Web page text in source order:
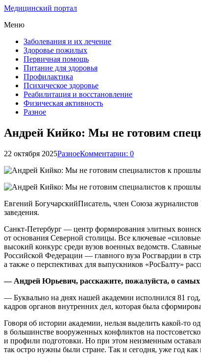
Медицинский портал
Меню
Заболевания и их лечение
Здоровье пожилых
Первичная помощь
Питание для здоровья
Профилактика
Психическое здоровье
Реабилитация и восстановление
Физическая активность
Разное
Андрей Кийко: Мы не готовим
22 октября 2025РазноеКомментарии: 0
Евгений БогучарскийПисатель, член Союза
заведения.
Санкт-Петербург — центр формирования элитных
от основания Северной столицы. Все ключевые
высокий конкурс среди вузов военных ведомств.
Российской Федерации — главного вуза Росгвардии в
а также о перспективах для выпускников «РосБалту»
— Андрей Юрьевич, расскажите, пожалуйста, о
— Буквально на днях нашей академии исполнился 81
кадров органов внутренних дел, которая была
Говоря об истории академии, нельзя выделить какой-то
в большинстве вооруженных конфликтов на
и профили подготовки. Но при этом неизменным
так остро нужны были стране. Так и сегодня, уже год